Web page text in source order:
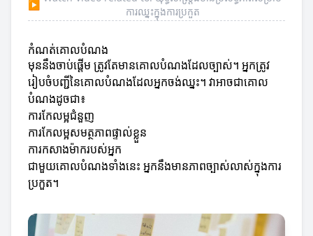
▶
ការឈ្នះក្នុងការប្រកួត
កំណត់គោលបំណង
មុននឹងចាប់ផ្តើម ត្រូវតែមានគោលបំណងដែលច្បាស់។ អ្នកត្រូវ
រៀបចំបញ្ជីនៃគោលបំណងដែលអ្នកចង់ឈ្នះ។ វាអាចជាគោល
បំណងដូចជា៖
ការកែលម្អជំនួញ
ការកែលម្អសមត្ថភាពផ្ទាល់ខ្លួន
ការកសាងម៉ាករបស់អ្នក
ជាមួយគោលបំណងទាំងនេះ អ្នកនឹងមានភាពច្បាស់លាស់ក្នុងការ
ប្រកួត។